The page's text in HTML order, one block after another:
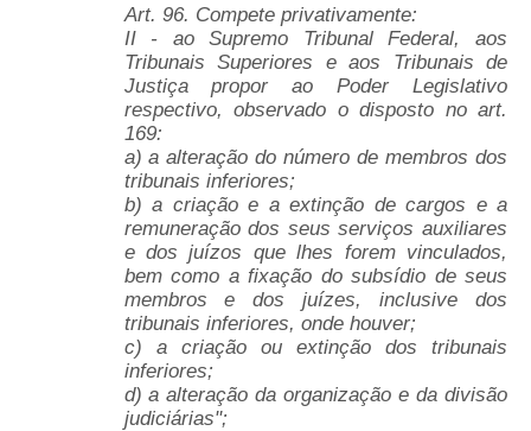
Art. 96. Compete privativamente:
II - ao Supremo Tribunal Federal, aos
Tribunais Superiores e aos Tribunais de
Justiça propor ao Poder Legislativo
respectivo, observado o disposto no art.
169:
a) a alteração do número de membros dos
tribunais inferiores;
b) a criação e a extinção de cargos e a
remuneração dos seus serviços auxiliares
e dos juízos que lhes forem vinculados,
bem como a fixação do subsídio de seus
membros e dos juízes, inclusive dos
tribunais inferiores, onde houver;
c) a criação ou extinção dos tribunais
inferiores;
d) a alteração da organização e da divisão
judiciárias";